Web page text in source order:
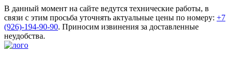
В данный момент на сайте ведутся технические работы, в
связи с этим просьба уточнять актуальные цены по номеру: +7
(926)-194-90-90. Приносим извинения за доставленные
неудобства.